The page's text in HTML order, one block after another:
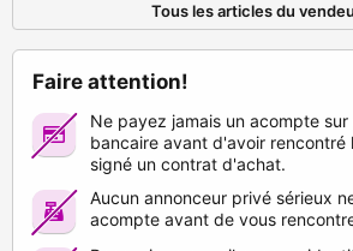
Tous les articles du
Faire attention!
Ne payez jamais un acompte
bancaire avant d'avoir rencontré
signé un contrat d'achat.
Aucun annonceur privé sérieux
acompte avant de vous